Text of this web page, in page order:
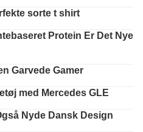
sorte t shirt
Protein Er Det Nye
Garvede Gamer
med Mercedes GLE
Nyde Dansk Design